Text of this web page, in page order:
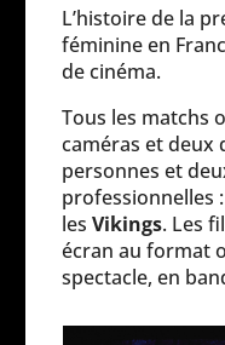
L’histoire de la
féminine en
de cinéma.
Tous les matchs
caméras et deux
personnes et
professionnelles :
les Vikings. Les
écran au format
spectacle, en